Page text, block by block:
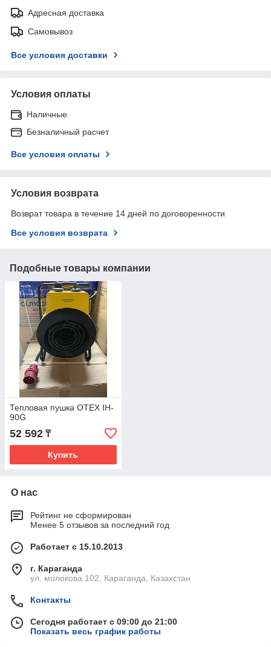
Адресная доставка
Самовывоз
Все условия доставки
Условия оплаты
Наличные
Безналичный расчет
Все условия оплаты
Условия возврата
Возврат товара в течение 14 дней по договоренности
Все условия возврата
Подобные товары компании
Тепловая пушка OTEX IH-
90G
52 592 ₸
Купить
О нас
Рейтинг не сформирован
Менее 5 отзывов за последний год
Работает с 15.10.2013
г. Караганда
ул. молокова 102, Караганда, Казахстан
Контакты
Сегодня работает с 09:00 до 21:00
Показать весь график работы